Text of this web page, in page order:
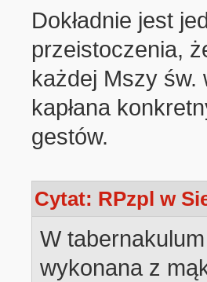
Dokładnie jest
przeistoczenia,
każdej Mszy
kapłana
gestów.
Cytat: RPzpl w
W
wykonana z